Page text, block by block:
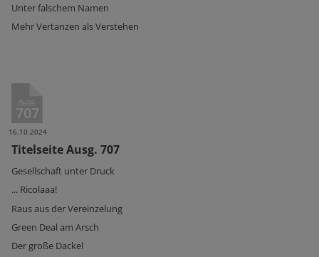
Unter falschem Namen
Mehr Vertanzen als Verstehen
Ausg.
707
16.10.2024
Titelseite Ausg. 707
Gesellschaft unter Druck
... Ricolaaa!
Raus aus der Vereinzelung
Green Deal am Arsch
Der große Dackel